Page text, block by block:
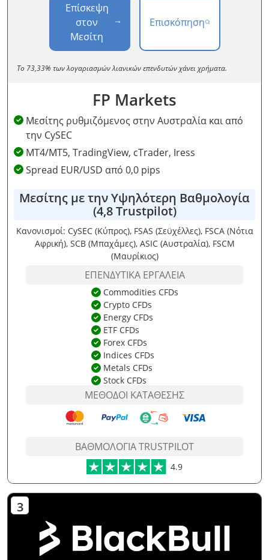
Επίσκεψη
στον
Μεσίτη
Επισκόπηση
Το 73,33% των λογαριασμών λιανικών επενδυτών χάνει χρήματα.
FP Markets
Μεσίτης ρυθμιζόμενος στην Αυστραλία και από
την CySEC
MT4/MT5, TradingView, cTrader, Iress
Spread EUR/USD από 0,0 pips
Μεσίτης με την Υψηλότερη Βαθμολογία
(4,8 Trustpilot)
Κανονισμοί: CySEC (Κύπρος), FSAS (Σεϋχέλλες), FSCA (Νότια
Αφρική), SCB (Μπαχάμες), ASIC (Αυστραλία), FSCM
(Μαυρίκιος)
ΕΠΕΝΔΥΤΙΚΆ ΕΡΓΑΛΕΊΑ
Commodities CFDs
Crypto CFDs
Energy CFDs
ETF CFDs
Forex CFDs
Indices CFDs
Metals CFDs
Stock CFDs
ΜΈΘΟΔΟΙ ΚΑΤΆΘΕΣΗΣ
ΒΑΘΜΟΛΟΓΊΑ TRUSTPILOT
4.9